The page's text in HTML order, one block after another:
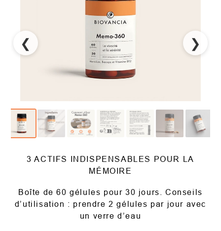
❮ ❯
3 ACTIFS INDISPENSABLES POUR LA
MÉMOIRE
Boîte de 60 gélules pour 30 jours. Conseils
d’utilisation : prendre 2 gélules par jour avec
un verre d’eau